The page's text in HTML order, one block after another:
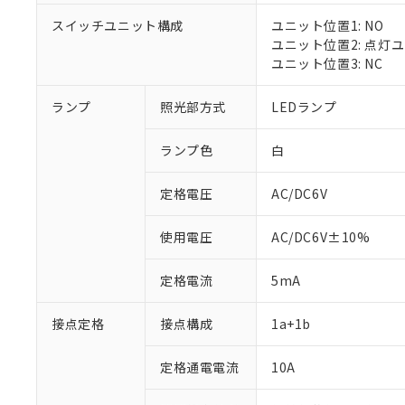
スイッチユニット構成
ユニット位置1: NO
ユニット位置2: 点灯
ユニット位置3: NC
ランプ 照光部方式 LEDランプ
ランプ色 白
定格電圧 AC/DC6V
使用電圧 AC/DC6V±10%
定格電流 5mA
接点定格 接点構成 1a+1b
定格通電電流 10A
ご利用条件
以下の条件をお読
当社制御機
のであり、
※1 対応状況
対応済み：EU
調査・確認中：
非該当品：ライセ
仕入先様の事情に
があります。
鉛(Pb) 1000ppm以下、
ル（DBP） 1000ppm以
フタル酸エステル類の
「○」：最大均質
「×」：最大均質
「－」：未確認で
*中国RoHS10物質の基
Pb(鉛) :1000ppm、
Cr(Ⅵ)(六価クロム) :
DBP(フタル酸ジブチル
DEHP(フタル酸ビス(2-
などの必要
ます。
置等に一切
記
説明